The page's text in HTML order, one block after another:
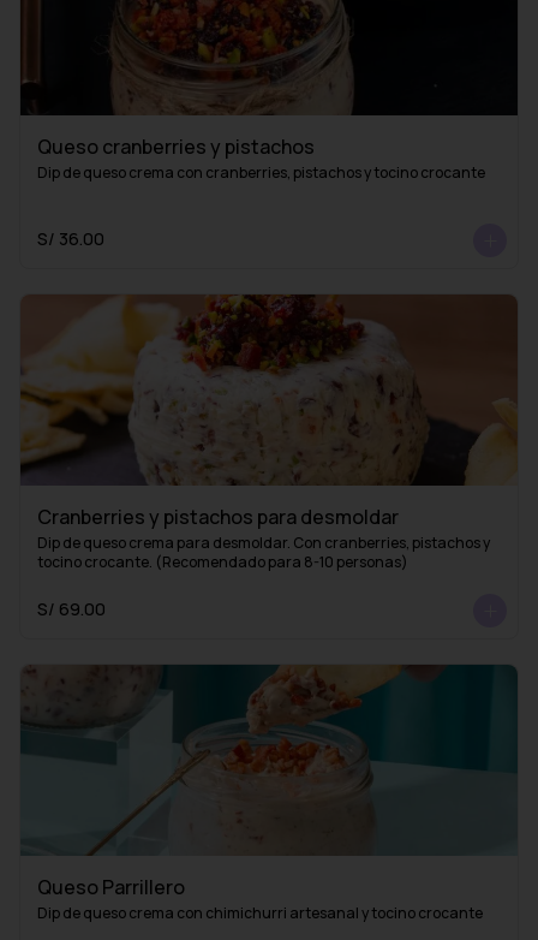
Queso cranberries y pistachos
Dip de queso crema con cranberries, pistachos y tocino crocante
S/ 36.00
Cranberries y pistachos para desmoldar
Dip de queso crema para desmoldar. Con cranberries, pistachos y
tocino crocante. (Recomendado para 8-10 personas)
S/ 69.00
Queso Parrillero
Dip de queso crema con chimichurri artesanal y tocino crocante